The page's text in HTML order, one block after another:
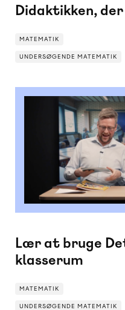
Didaktikken,
MATEMATIK
UNDERSØGENDE MATEMATIK
Lær at bruge
klasserum
MATEMATIK
UNDERSØGENDE MATEMATIK
MATEMATIK